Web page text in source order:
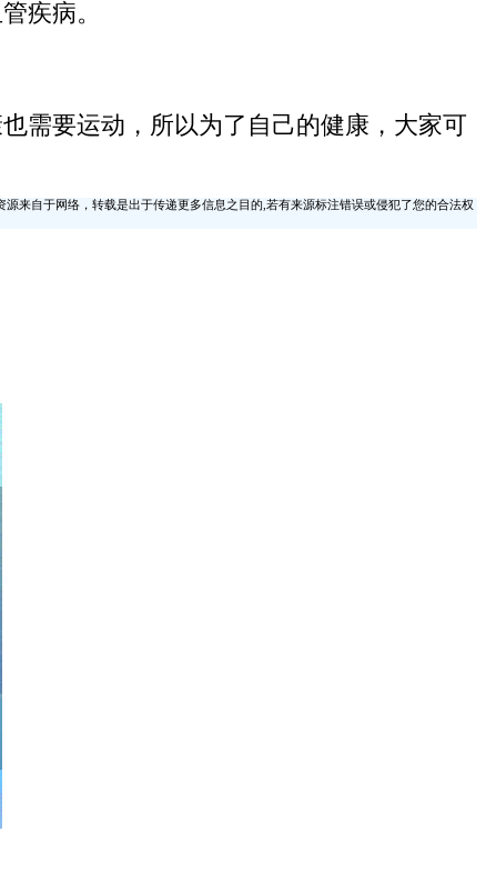
疾病。
需要运动，所以为了自己的健康，大家可
来自于网络，转载是出于传递更多信息之目的,若有来源标注错误或侵犯了您的合法权